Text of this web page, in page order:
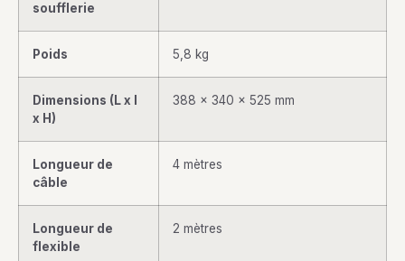
soufflerie
Poids 5,8 kg
Dimensions (L x l
x H)
388 x 340 x 525 mm
Longueur de
câble
4 mètres
Longueur de
flexible
2 mètres